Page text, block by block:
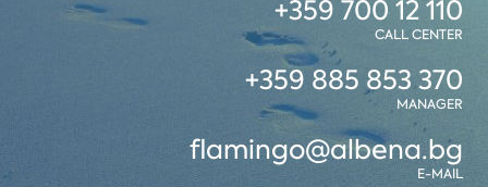
+359 700 12 110
CALL CENTER
+359 885 853 370
MANAGER
flamingo@albena.bg
E-MAIL